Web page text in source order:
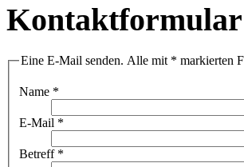
Kontaktformular
Eine E-Mail senden. Alle mit * markierten
Name *
E-Mail *
Betreff*